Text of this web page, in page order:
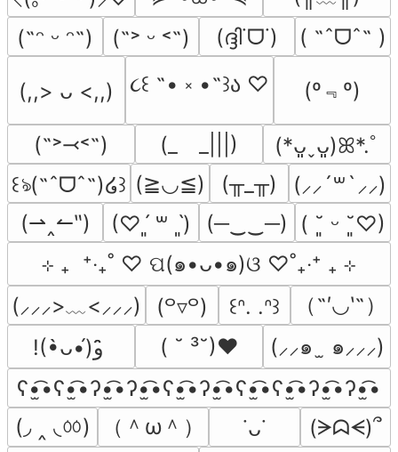
(˶ᵔ ᵕ ᵔ˶)
(˶˃ ᵕ ˂˶) (ദ്ദി˙ᗜ˙) ( ˶ˆᗜˆ˵ )
(,,> ᴗ <,,) ૮꒰ ˶• ༝ •˶꒱ა ♡ (º﹃º)
(˶˃⤙˂˶) (_　_|||)
(*ᴗ͈ˬᴗ͈)ꕤ*.ﾟ
꒰ঌ(˶ˆᗜˆ˵)໒꒱ (≧◡≦) (╥_╥)
(⸝⸝´꒳`⸝⸝)
(⇀‸↼‶)
(♡ˊ͈ ꒳ ˋ͈) (─‿‿─)
( ˘͈ ᵕ ˘͈♡)
⊹ ₊  ⁺‧₊˚ ♡ ପ(๑•ᴗ•๑)ଓ ♡˚₊‧⁺ ₊ ⊹
(⸝⸝⸝>﹏<⸝⸝⸝)
(꒪▿꒪) ꒰ᐢ. .ᐢ꒱
（˶′◡‵˶）
( ˘ ³˘)♥
(⸝⸝๑  ̫ ๑⸝⸝⸝)
ʕ•̫͡•ʕ•̫͡•ʔ•̫͡•ʔ•̫͡•ʕ•̫͡•ʔ•̫͡•ʕ•̫͡•ʕ•̫͡•ʔ•̫͡•ʔ•̫͡•
(◞ ‸ ◟ㆀ)
（＾ω＾） ˙ᴗ˙
(ᗒᗣᗕ)՞